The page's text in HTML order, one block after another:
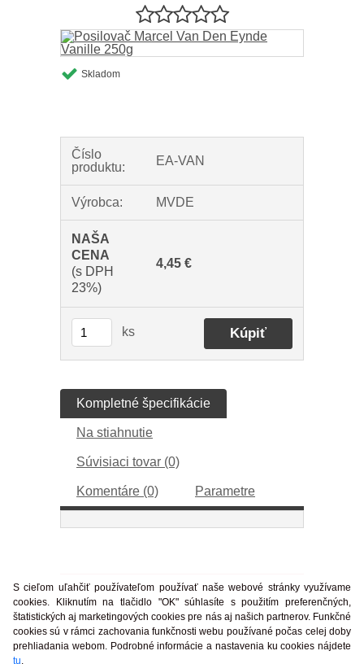
S cieľom uľahčiť používateľom používať naše webové stránky využívame
cookies. Kliknutím na tlačidlo "OK" súhlasíte s použitím preferenčných,
štatistických aj marketingových cookies pre nás aj našich partnerov. Funkčné
cookies sú v rámci zachovania funkčnosti webu používané počas celej doby
prehliadania webom. Podrobné informácie a nastavenia ku cookies nájdete
tu.
Skladom
Číslo
produktu:
EA-VAN
Výrobca: MVDE
4,45 €
ks
Kompletné špecifikácie
Na stiahnutie
Súvisiaci tovar (0)
Komentáre (0) Parametre